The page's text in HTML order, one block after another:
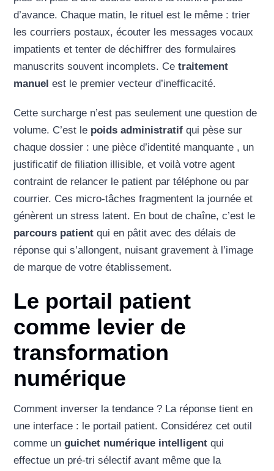
d’avance. Chaque matin, le rituel est le même : trier
les courriers postaux, écouter les messages vocaux
impatients et tenter de déchiffrer des formulaires
manuscrits souvent incomplets. Ce traitement
manuel est le premier vecteur d’inefficacité.
Cette surcharge n’est pas seulement une question de
volume. C’est le poids administratif qui pèse sur
chaque dossier : une pièce d’identité manquante , un
justificatif de filiation illisible, et voilà votre agent
contraint de relancer le patient par téléphone ou par
courrier. Ces micro-tâches fragmentent la journée et
génèrent un stress latent. En bout de chaîne, c’est le
parcours patient qui en pâtit avec des délais de
réponse qui s’allongent, nuisant gravement à l’image
de marque de votre établissement.
Le portail patient
comme levier de
transformation
numérique
Comment inverser la tendance ? La réponse tient en
une interface : le portail patient. Considérez cet outil
comme un guichet numérique intelligent qui
effectue un pré-tri sélectif avant même que la